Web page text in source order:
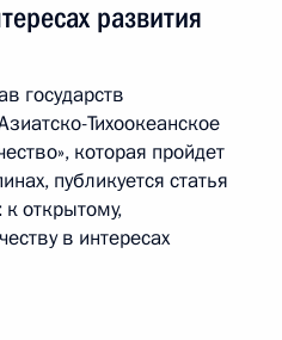
развития
государств
Тихоокеанское
которая пройдет
публикуется статья
открытому,
в интересах